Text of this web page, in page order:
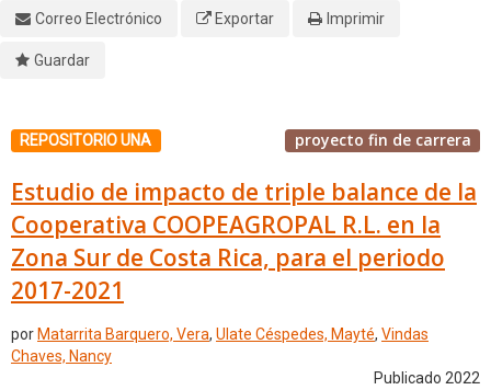
Correo Electrónico
Exportar Imprimir
Guardar
REPOSITORIO UNA proyecto fin de carrera
Estudio de impacto de triple balance de la
Cooperativa COOPEAGROPAL R.L. en la
Zona Sur de Costa Rica, para el periodo
2017-2021
por Matarrita Barquero, Vera, Ulate Céspedes, Mayté, Vindas
Chaves, Nancy
Publicado 2022